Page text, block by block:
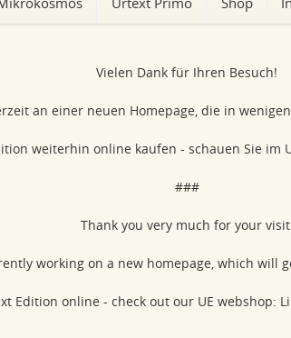
Vielen Dank für Ihren Besuch!
an einer neuen Homepage, die in
weiterhin online kaufen - schauen Sie im
###
Thank you very much for your
working on a new homepage, which will
Edition online - check out our UE webshop: